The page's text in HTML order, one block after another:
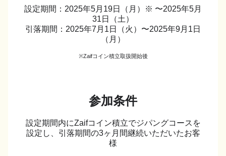
設定期間：2025年5月19日（月）※ 〜2025年5月
31日（土）
引落期間：2025年7月1日（火）〜2025年9月1日
（月）
※Zaifコイン積立取扱開始後
参加条件
設定期間内にZaifコイン積立でジパングコースを
設定し、引落期間の3ヶ月間継続いただいたお客
様